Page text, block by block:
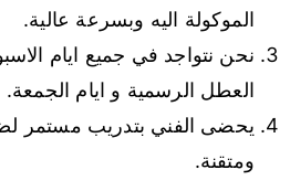
الموكولة اليه وبسرعة عالية.
نحن نتواجد في جميع ايام
العطل الرسمية و ايام الجمعة.
يحضى الفني بتدريب مستمر
ومتقنة.